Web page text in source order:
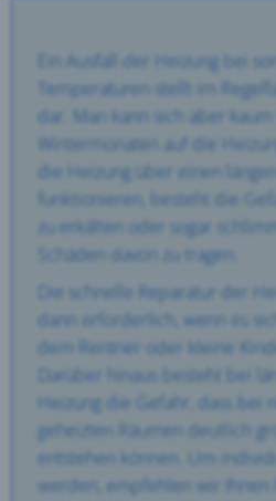
Ein Ausfall der Heizung bei
Temperaturen stellt im
dar. Man kann sich aber
Wintermonaten auf die
die Heizung über einen
funktionieren, besteht die
zu erkälten oder sogar
Schäden davon zu tragen.
Die schnelle Reparatur der
dann erforderlich, wenn es
dem Rentner oder kleine
Darüber hinaus besteht bei
Heizung die Gefahr, dass bei
geheizten Räumen deutlich
entstehen können. Um
werden, empfehlen wir Ihnen